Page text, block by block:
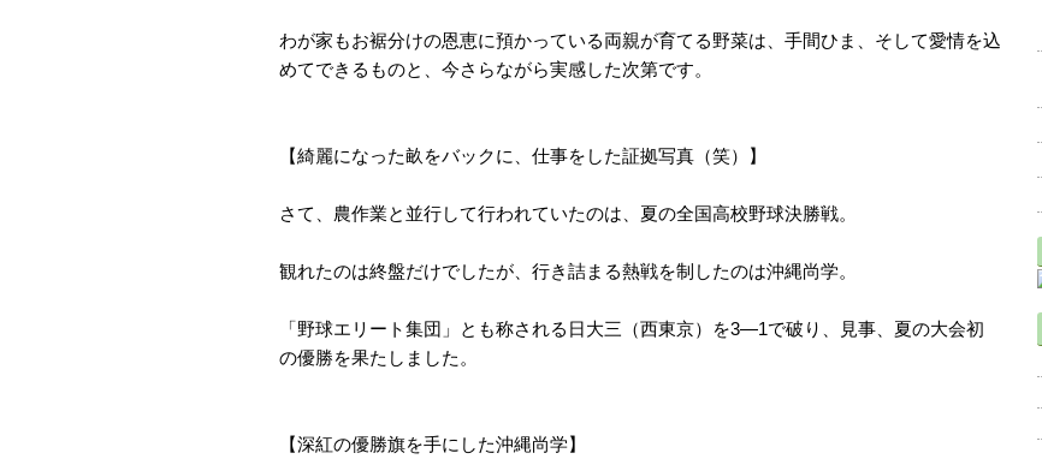
わが家もお裾分けの恩恵に預かっている両親が育てる野菜は、手間ひま、そして愛情を込
めてできるものと、今さらながら実感した次第です。
【綺麗になった畝をバックに、仕事をした証拠写真（笑）】
さて、農作業と並行して行われていたのは、夏の全国高校野球決勝戦。
観れたのは終盤だけでしたが、行き詰まる熱戦を制したのは沖縄尚学。
「野球エリート集団」とも称される日大三（西東京）を3―1で破り、見事、夏の大会初
の優勝を果たしました。
【深紅の優勝旗を手にした沖縄尚学】